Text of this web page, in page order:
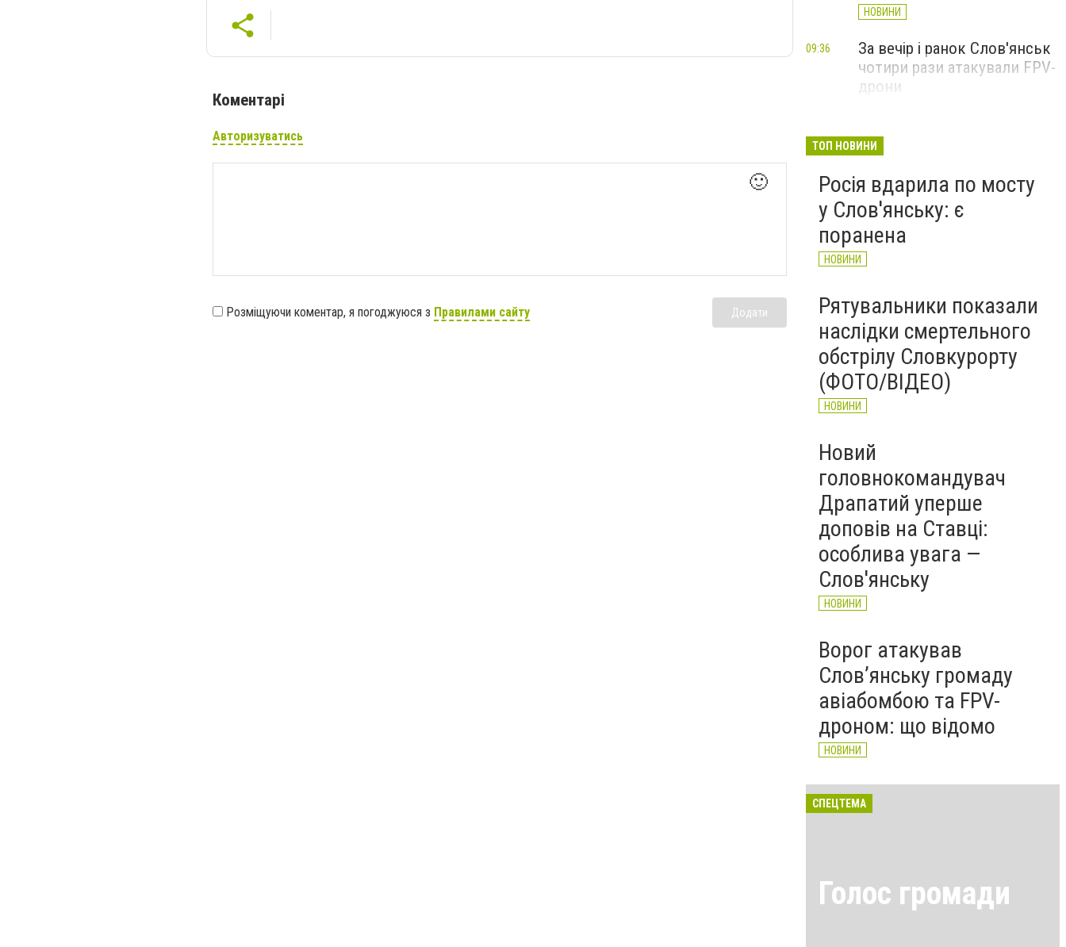
Коментарі
Авторизуватись
🙂
Розміщуючи коментар, я погоджуюся з Правилами сайту Додати
НОВИНИ
За вечір і ранок Слов'янськ
чотири рази атакували FPV-
дрони
09:36
Слов'янськ увесь день 5
БпЛА - Лях
НОВИНИ
19:49
Вчора
ТОП НОВИНИ
Росія вдарила по мосту
у Слов'янську: є
поранена
НОВИНИ
Рятувальники показали
наслідки смертельного
обстрілу Словкурорту
(ФОТО/ВІДЕО)
НОВИНИ
Новий
головнокомандувач
Драпатий уперше
доповів на Ставці:
особлива увага —
Слов'янську
НОВИНИ
Ворог атакував
Слов’янську громаду
авіабомбою та FPV-
дроном: що відомо
НОВИНИ
СПЕЦТЕМА
Голос громади